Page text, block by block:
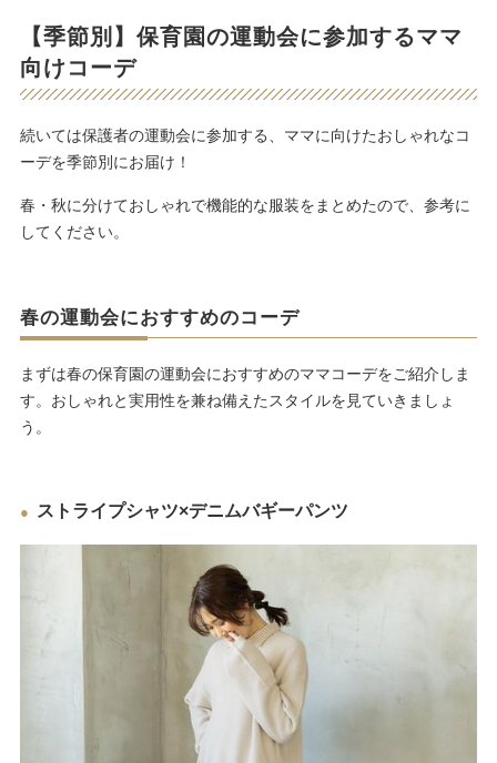
【季節別】保育園の運動会に参加するママ
向けコーデ
続いては保護者の運動会に参加する、ママに向けたおしゃれなコ
ーデを季節別にお届け！
春・秋に分けておしゃれで機能的な服装をまとめたので、参考に
してください。
春の運動会におすすめのコーデ
まずは春の保育園の運動会におすすめのママコーデをご紹介しま
す。おしゃれと実用性を兼ね備えたスタイルを見ていきましょ
う。
ストライプシャツ×デニムバギーパンツ